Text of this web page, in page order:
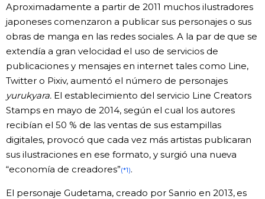
Aproximadamente a partir de 2011 muchos ilustradores
japoneses comenzaron a publicar sus personajes o sus
obras de manga en las redes sociales. A la par de que se
extendía a gran velocidad el uso de servicios de
publicaciones y mensajes en internet tales como Line,
Twitter o Pixiv, aumentó el número de personajes
yurukyara. El establecimiento del servicio Line Creators
Stamps en mayo de 2014, según el cual los autores
recibían el 50 % de las ventas de sus estampillas
digitales, provocó que cada vez más artistas publicaran
sus ilustraciones en ese formato, y surgió una nueva
“economía de creadores”(*1).
El personaje Gudetama, creado por Sanrio en 2013, es